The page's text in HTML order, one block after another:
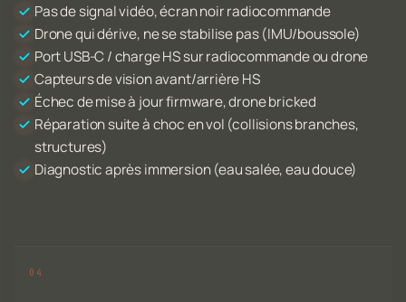
Pas de signal vidéo, écran noir radiocommande
Drone qui dérive, ne se stabilise pas (IMU/boussole)
Port USB-C / charge HS sur radiocommande ou drone
Capteurs de vision avant/arrière HS
Échec de mise à jour firmware, drone bricked
Réparation suite à choc en vol (collisions branches,
structures)
Diagnostic après immersion (eau salée, eau douce)